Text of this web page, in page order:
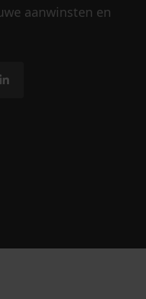
aanwinsten en